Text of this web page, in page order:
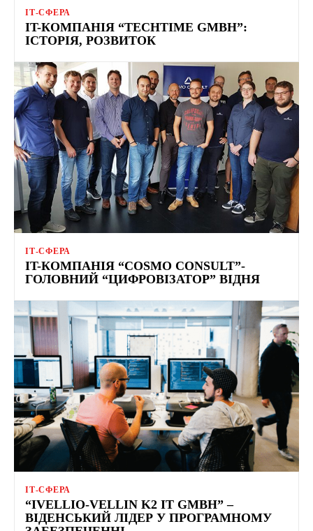
ІТ-СФЕРА
IT-КОМПАНІЯ “TECHTIME GMBH”:
ІСТОРІЯ, РОЗВИТОК
ІТ-СФЕРА
IT-КОМПАНІЯ “COSMO CONSULT”-
ГОЛОВНИЙ “ЦИФРОВІЗАТОР” ВІДНЯ
ІТ-СФЕРА
“IVELLIO-VELLIN K2 IT GMBH” –
ВІДЕНСЬКИЙ ЛІДЕР У ПРОГРАМНОМУ